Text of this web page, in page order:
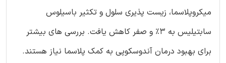
میکروپلاسما، زیست پذیری سلول و تکثیر باسیلوس
سابتیلیس به 3% و صفر کاهش یافت. بررسی های بیشتر
برای بهبود درمان آندوسکوپی به کمک پلاسما نیاز هستند.